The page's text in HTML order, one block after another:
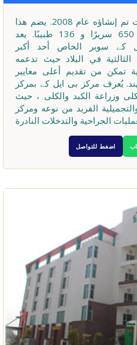
إنه مستشفى متعدد التخصصات تم إنشاؤه عام 2008. يضم هذا
المستشفى الفائق التخصص 650 سريرًا و 136 طبيبًا. يعد
سوبر الخاص أحد أكبر
في البلاد حيث تدعمه
تمكن من تقديم أعلى معايير
يُعرف مركز بی ایل کے بمركز
وزراعة الكبد والكلى ، حيث
الفريد من نوعه ومركز
اضغط للتواصل